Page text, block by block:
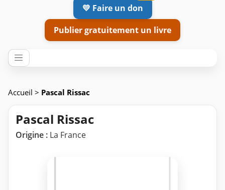
💛 Faire un don
Publier gratuitement un livre
Accueil > Pascal Rissac
Pascal Rissac
Origine : La France